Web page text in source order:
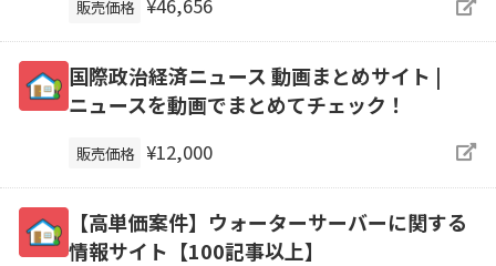
販売価格 ¥46,656
国際政治経済ニュース 動画まとめサイト |
ニュースを動画でまとめてチェック！
販売価格 ¥12,000
【高単価案件】ウォーターサーバーに関する
情報サイト【100記事以上】